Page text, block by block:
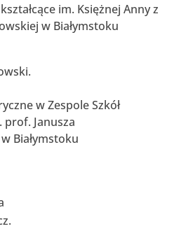
im. Księżnej Anny z
w Białymstoku
w Zespole Szkół
prof. Janusza
Białymstoku